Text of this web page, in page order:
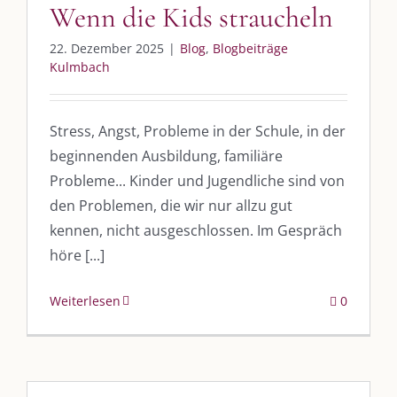
Wenn die Kids straucheln
22. Dezember 2025 | Blog, Blogbeiträge
Kulmbach
Stress, Angst, Probleme in der Schule, in der
beginnenden Ausbildung, familiäre
Probleme... Kinder und Jugendliche sind von
den Problemen, die wir nur allzu gut
kennen, nicht ausgeschlossen. Im Gespräch
höre [...]
Weiterlesen 0